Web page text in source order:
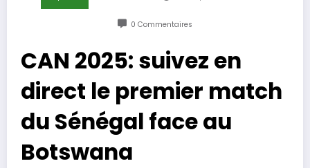
0 Commentaires
CAN 2025: suivez en
direct le premier match
du Sénégal face au
Botswana